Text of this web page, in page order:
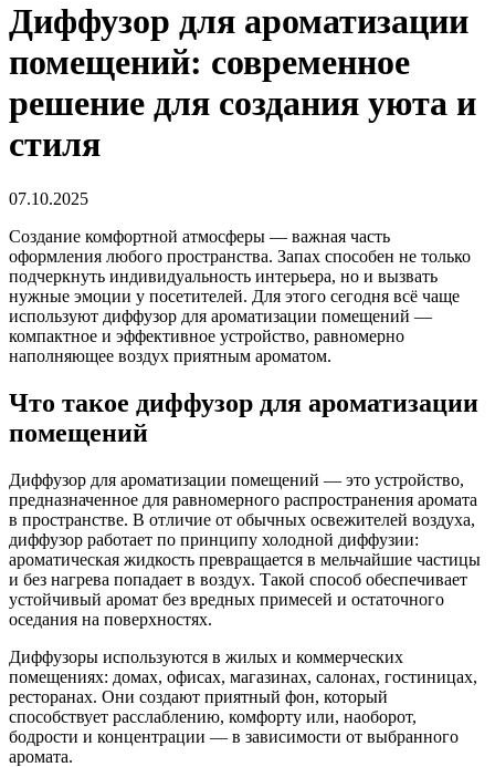
Диффузор для ароматизации
помещений: современное
решение для создания уюта и
стиля
07.10.2025
Создание комфортной атмосферы — важная часть
оформления любого пространства. Запах способен не только
подчеркнуть индивидуальность интерьера, но и вызвать
нужные эмоции у посетителей. Для этого сегодня всё чаще
используют диффузор для ароматизации помещений —
компактное и эффективное устройство, равномерно
наполняющее воздух приятным ароматом.
Что такое диффузор для ароматизации
помещений
Диффузор для ароматизации помещений — это устройство,
предназначенное для равномерного распространения аромата
в пространстве. В отличие от обычных освежителей воздуха,
диффузор работает по принципу холодной диффузии:
ароматическая жидкость превращается в мельчайшие частицы
и без нагрева попадает в воздух. Такой способ обеспечивает
устойчивый аромат без вредных примесей и остаточного
оседания на поверхностях.
Диффузоры используются в жилых и коммерческих
помещениях: домах, офисах, магазинах, салонах, гостиницах,
ресторанах. Они создают приятный фон, который
способствует расслаблению, комфорту или, наоборот,
бодрости и концентрации — в зависимости от выбранного
аромата.